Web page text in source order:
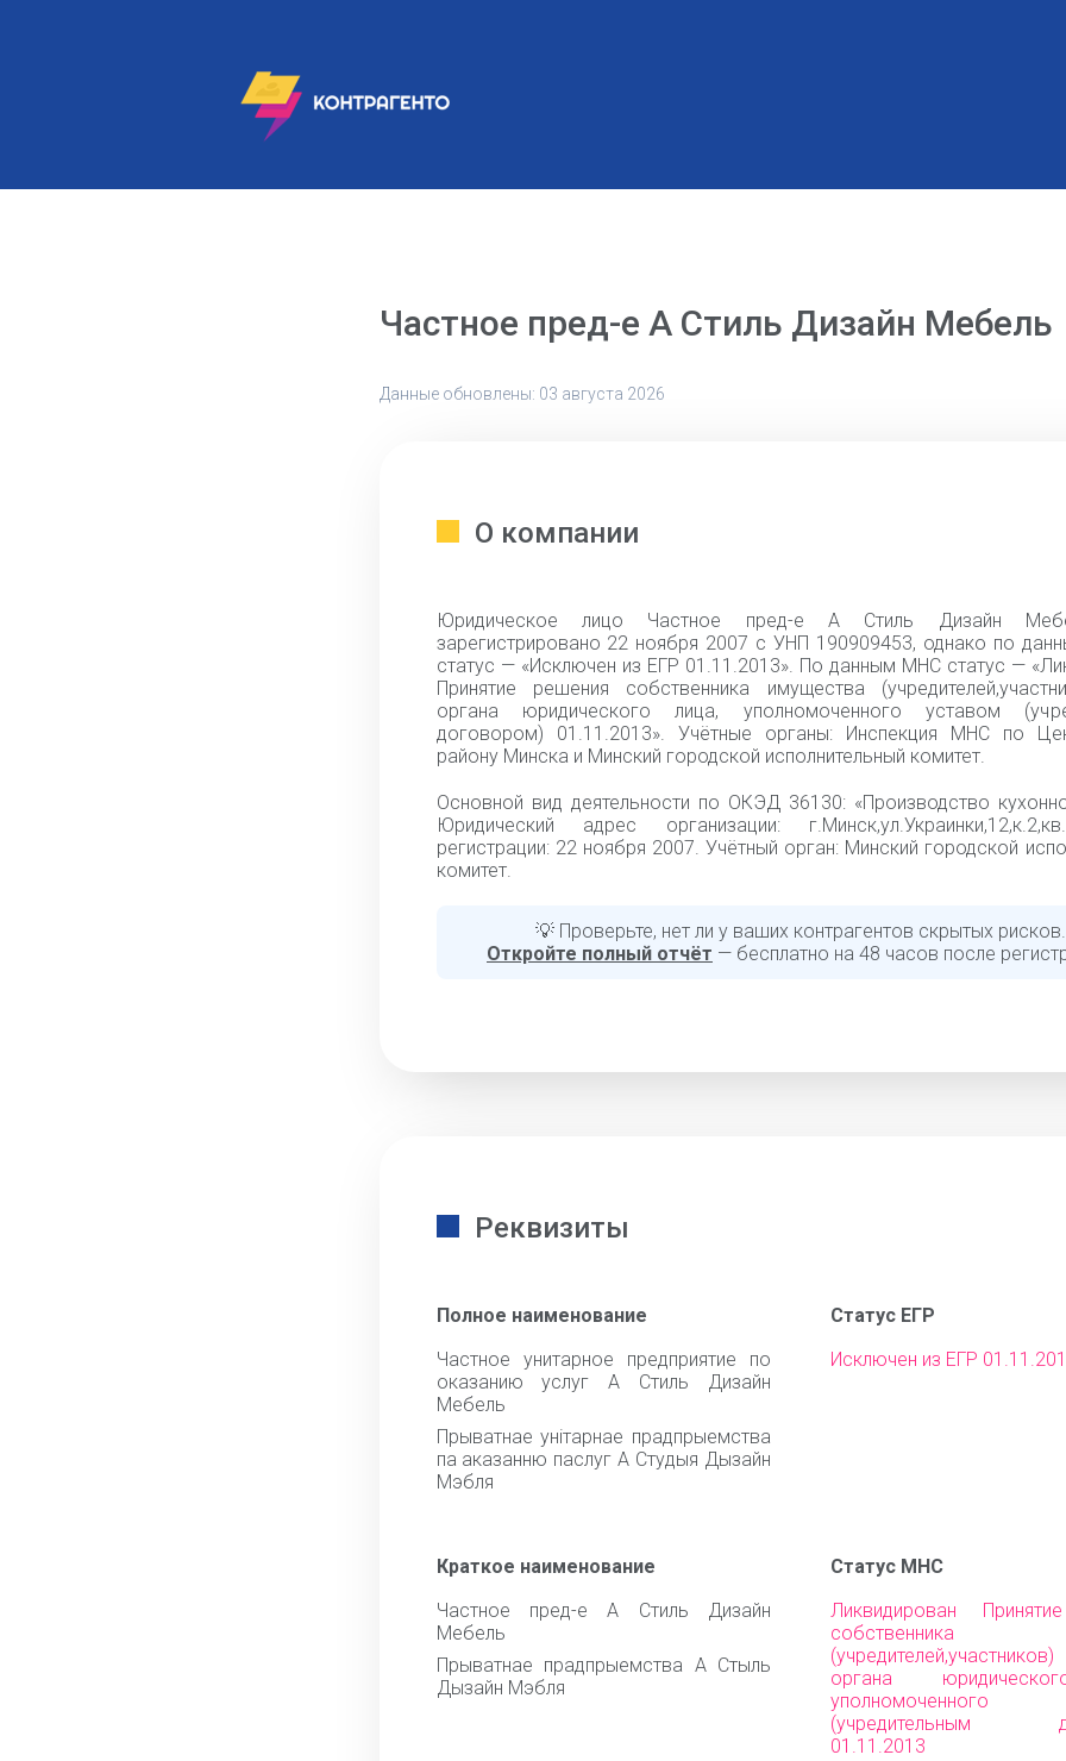
Частное пред-е А Стиль Дизайн Мебель
Данные обновлены: 03 августа 2026
О компании
Юридическое лицо Частное пред-е А Стиль Дизайн
зарегистрировано 22 ноября 2007 с УНП 190909453, однако по
статус — «Исключен из ЕГР 01.11.2013». По данным МНС статус —
Принятие решения собственника имущества
органа юридического лица, уполномоченного уставом
договором) 01.11.2013». Учётные органы: Инспекция МНС по
району Минска и Минский городской исполнительный комитет.
Основной вид деятельности по ОКЭД 36130: «Производство
Юридический адрес организации:
регистрации: 22 ноября 2007. Учётный орган: Минский городской
комитет.
💡 Проверьте, нет ли у ваших контрагентов скрытых рисков.
Откройте полный отчёт — бесплатно на 48 часов после
Реквизиты
Полное наименование
Частное унитарное предприятие по
оказанию услуг А Стиль Дизайн
Мебель
Прыватнае унiтарнае прадпрыемства
па аказанню паслуг А Студыя Дызайн
Мэбля
Статус ЕГР
Исключен из ЕГР
Краткое наименование
Частное пред-е А Стиль Дизайн
Мебель
Прыватнае прадпрыемства А Стыль
Дызайн Мэбля
Статус МНС
Ликвидирован
собственника
органа
уполномоченного
(учредительным
01.11.2013